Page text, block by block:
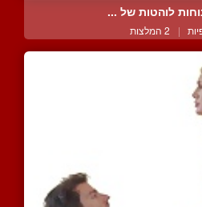
לוהטות של ...
| 2 המלצות